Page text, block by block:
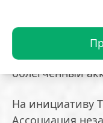
формат мастер-
ведомство
позволяющий
получать
облегченный
На инициативу
Ассоциация